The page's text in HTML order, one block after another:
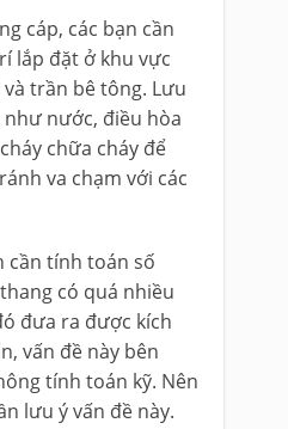
cáp, các bạn cần
lắp đặt ở khu vực
trần bê tông. Lưu
như nước, điều hòa
chữa cháy để
va chạm với các
cần tính toán số
có quá nhiều
đưa ra được kích
vấn đề này bên
tính toán kỹ. Nên
lưu ý vấn đề này.